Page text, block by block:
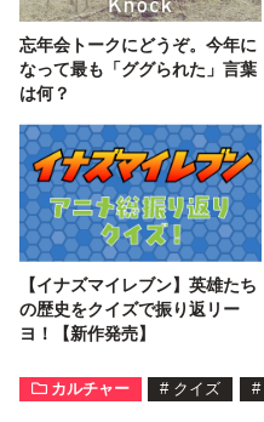
忘年会トークにどうぞ。今年に
なって最も「ググられた」言葉
は何？
【イナズマイレブン】英雄たち
の歴史をクイズで振り返リー
ヨ！【新作発売】
カルチャー # クイズ #